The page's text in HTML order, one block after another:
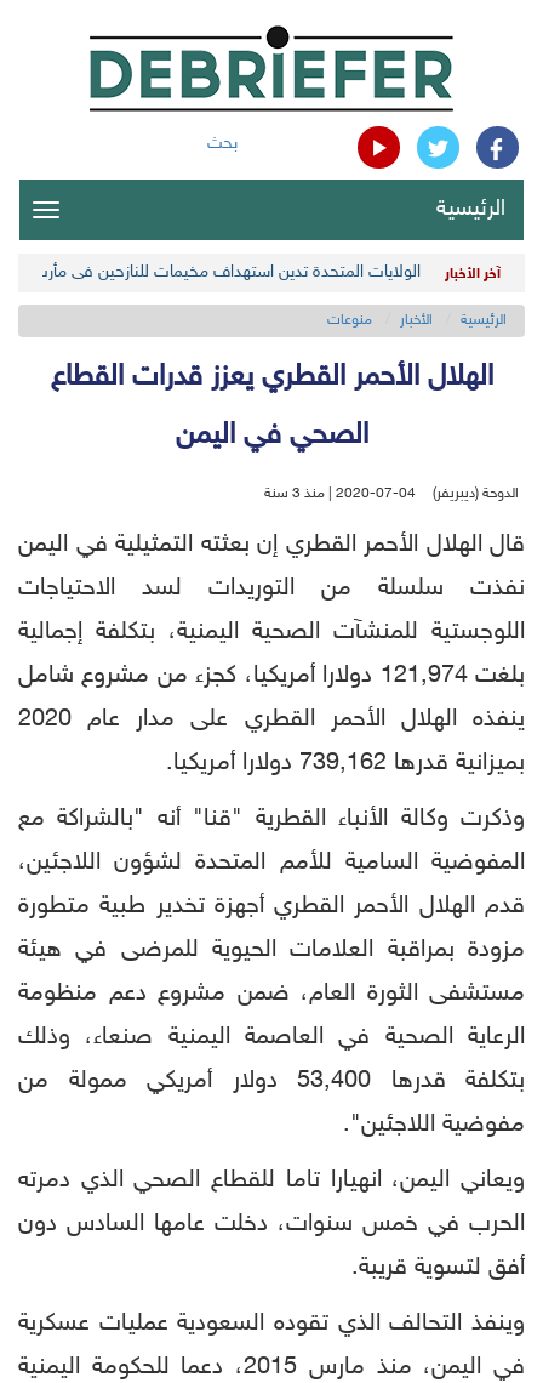
بحث
الرئيسية
آخر الأخبار الولايات المتحدة تدين استهداف مخيمات للنازحين في مأرب
الرئيسية الأخبار منوعات
الهلال الأحمر القطري يعزز قدرات القطاع
الصحي في اليمن
الدوحة (ديبريفر) 2020-07-04 | منذ 3 سنة
قال الهلال الأحمر القطري إن بعثته التمثيلية في اليمن
نفذت سلسلة من التوريدات لسد الاحتياجات
اللوجستية للمنشآت الصحية اليمنية، بتكلفة إجمالية
بلغت 121,974 دولارا أمريكيا، كجزء من مشروع شامل
ينفذه الهلال الأحمر القطري على مدار عام 2020
بميزانية قدرها 739,162 دولارا أمريكيا.
وذكرت وكالة الأنباء القطرية "قنا" أنه "بالشراكة مع
المفوضية السامية للأمم المتحدة لشؤون اللاجئين،
قدم الهلال الأحمر القطري أجهزة تخدير طبية متطورة
مزودة بمراقبة العلامات الحيوية للمرضى في هيئة
مستشفى الثورة العام، ضمن مشروع دعم منظومة
الرعاية الصحية في العاصمة اليمنية صنعاء، وذلك
بتكلفة قدرها 53,400 دولار أمريكي ممولة من
مفوضية اللاجئين".
ويعاني اليمن، انهيارا تاما للقطاع الصحي الذي دمرته
الحرب في خمس سنوات، دخلت عامها السادس دون
أفق لتسوية قريبة.
وينفذ التحالف الذي تقوده السعودية عمليات عسكرية
في اليمن، منذ مارس 2015، دعما للحكومة اليمنية